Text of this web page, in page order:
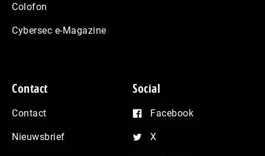
Colofon
Cybersec e-Magazine
Contact
Contact
Nieuwsbrief
Social
Facebook
X